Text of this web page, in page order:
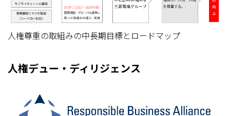
人権尊重の取組みの中長期目標とロードマップ
人権デュー・ディリジェンス